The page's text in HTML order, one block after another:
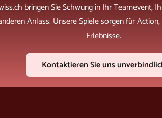
bringen Sie Schwung in Ihr Teamevent,
Anlass. Unsere Spiele sorgen für
Erlebnisse.
Kontaktieren Sie uns